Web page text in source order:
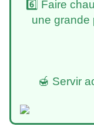
6️⃣ Faire
une grande
🍯 Servir